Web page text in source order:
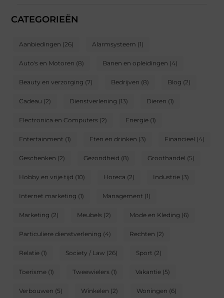
CATEGORIEËN
Aanbiedingen (26) Alarmsysteem (1)
Auto's en Motoren (8) Banen en opleidingen (4)
Beauty en verzorging (7) Bedrijven (8) Blog (2)
Cadeau (2) Dienstverlening (13) Dieren (1)
Electronica en Computers (2) Energie (1)
Entertainment (1) Eten en drinken (3) Financieel (4)
Geschenken (2) Gezondheid (8) Groothandel (5)
Hobby en vrije tijd (10) Horeca (2) Industrie (3)
Internet marketing (1) Management (1)
Marketing (2) Meubels (2) Mode en Kleding (6)
Particuliere dienstverlening (4) Rechten (2)
Relatie (1) Society / Law (26) Sport (2)
Toerisme (1) Tweewielers (1) Vakantie (5)
Verbouwen (5) Winkelen (2) Woningen (6)